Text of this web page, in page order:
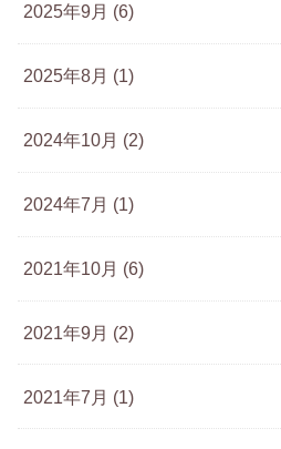
2025年9月 (6)
2025年8月 (1)
2024年10月 (2)
2024年7月 (1)
2021年10月 (6)
2021年9月 (2)
2021年7月 (1)